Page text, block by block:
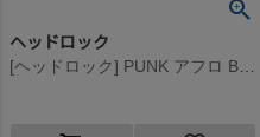
ヘッドロック